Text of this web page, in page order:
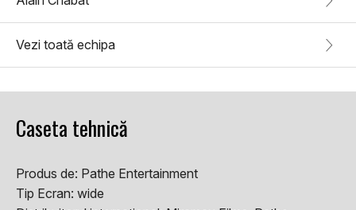
Vezi toată echipa
Caseta tehnică
Produs de: Pathe Entertainment
Tip Ecran: wide